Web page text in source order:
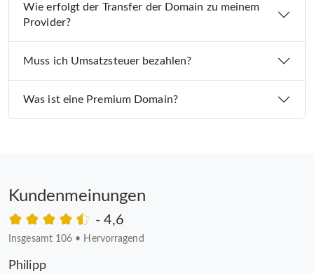
Wie erfolgt der Transfer der Domain zu meinem
Provider?
Muss ich Umsatzsteuer bezahlen?
Was ist eine Premium Domain?
Kundenmeinungen
- 4,6
Insgesamt 106 • Hervorragend
Philipp